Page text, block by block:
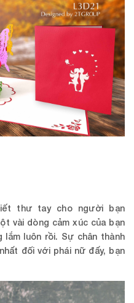
thư tay cho người bạn
vài dòng cảm xúc của bạn
luôn rồi. Sự chân thành
đối với phái nữ đấy, bạn